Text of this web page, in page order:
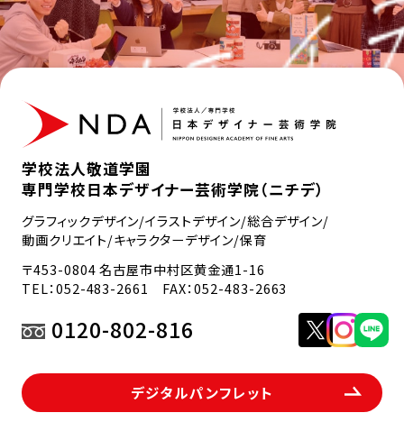
学校法人敬道学園
専門学校日本デザイナー芸術学院（ニチデ）
グラフィックデザイン/イラストデザイン/総合デザイン/
動画クリエイト/キャラクターデザイン/保育
〒453-0804 名古屋市中村区黄金通1-16
TEL：052-483-2661 FAX：052-483-2663
0120-802-816
デジタルパンフレット